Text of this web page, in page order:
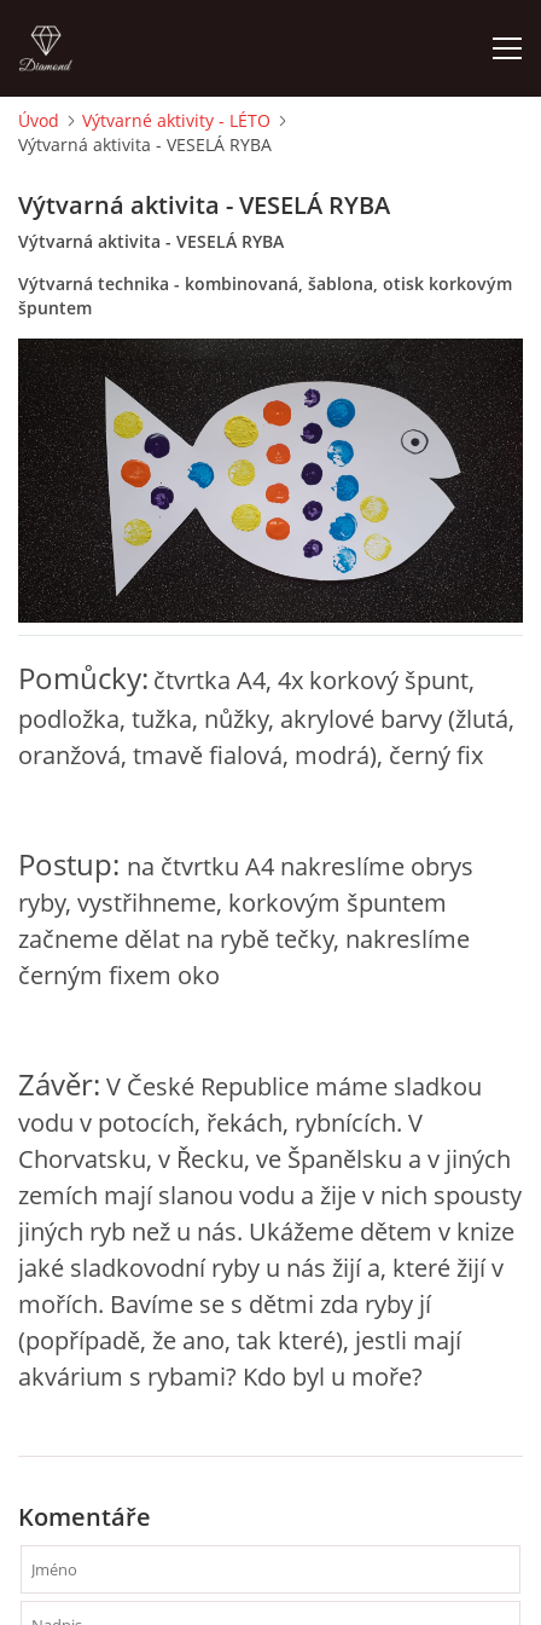
ÚVOD
O MĚ
FOTOALBUM
DĚJINY VÝTVARNÉHO UMĚNÍ
NOVINKY ZE ŠKOLSTVÍ 2025
ROČNÍ PLÁN - INSPIRACE /DLE NOVÉHO RVP PV 2025
VZDĚLÁVACÍ BLOK ZÁŘÍ
VZDĚLÁVACÍ BLOK ŘÍJEN
VZDĚLÁVACÍ BLOK LISTOPAD
VZDĚLÁVACÍ BLOK LEDEN
VZDĚLÁVACÍ BLOK DUBEN
VÝTVARNÉ TECHNIKY
VÝTVARNÉ POMŮCKY
VÝTVARNÉ AKTIVITY - JARO
VÝTVARNÉ AKTIVITY - ZIMA
Úvod
Výtvarné aktivity - LÉTO
Výtvarná aktivita - VESELÁ RYBA
Výtvarná aktivita - VESELÁ RYBA
Výtvarná aktivita - VESELÁ RYBA
Výtvarná technika - kombinovaná, šablona, otisk korkovým
špuntem
Pomůcky: čtvrtka A4, 4x korkový špunt,
podložka, tužka, nůžky, akrylové barvy (žlutá,
oranžová, tmavě fialová, modrá), černý fix
Postup: na čtvrtku A4 nakreslíme obrys
ryby, vystřihneme, korkovým špuntem
začneme dělat na rybě tečky, nakreslíme
černým fixem oko
Závěr: V České Republice máme sladkou
vodu v potocích, řekách, rybnících. V
Chorvatsku, v Řecku, ve Španělsku a v jiných
zemích mají slanou vodu a žije v nich spousty
jiných ryb než u nás. Ukážeme dětem v knize
jaké sladkovodní ryby u nás žijí a, které žijí v
mořích. Bavíme se s dětmi zda ryby jí
(popřípadě, že ano, tak které), jestli mají
akvárium s rybami? Kdo byl u moře?
Komentáře